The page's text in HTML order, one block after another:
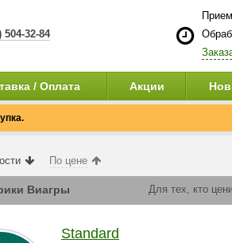
504-32-84
/ Оплата Акции
По цене
Виагры Для тех, кто
Standard